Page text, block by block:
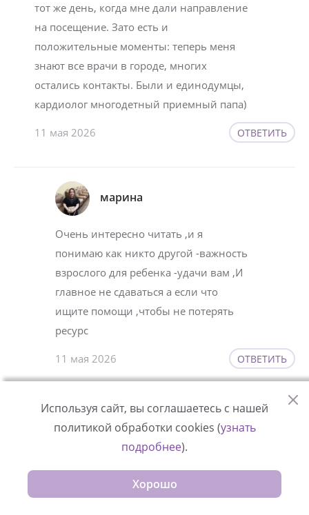
тот же день, когда мне дали направление
на посещение. Зато есть и
положительные моменты: теперь меня
знают все врачи в городе, многих
остались контакты. Были и единодумцы,
кардиолог многодетный приемный папа)
11 мая 2026 ОТВЕТИТЬ
марина
Очень интересно читать ,и я
понимаю как никто другой -важность
взрослого для ребенка -удачи вам ,И
главное не сдаваться а если что
ищите помощи ,чтобы не потерять
ресурс
11 мая 2026 ОТВЕТИТЬ
Наталья Юрьевна
человеческими чувствами, трудности
бывают у каждого, но не все их могут
Используя сайт, вы соглашаетесь с нашей
политикой обработки cookies (узнать
подробнее).
Хорошо